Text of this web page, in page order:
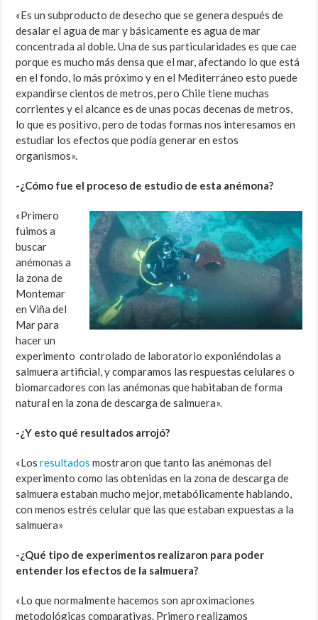
«Es un subproducto de desecho que se genera después de
desalar el agua de mar y básicamente es agua de mar
concentrada al doble. Una de sus particularidades es que cae
porque es mucho más densa que el mar, afectando lo que está
en el fondo, lo más próximo y en el Mediterráneo esto puede
expandirse cientos de metros, pero Chile tiene muchas
corrientes y el alcance es de unas pocas decenas de metros,
lo que es positivo, pero de todas formas nos interesamos en
estudiar los efectos que podía generar en estos
organismos».
-¿Cómo fue el proceso de estudio de esta anémona?
«Primero
fuimos a
buscar
anémonas a
la zona de
Montemar
en Viña del
Mar para
hacer un
experimento controlado de laboratorio exponiéndolas a
salmuera artificial, y comparamos las respuestas celulares o
biomarcadores con las anémonas que habitaban de forma
natural en la zona de descarga de salmuera».
-¿Y esto qué resultados arrojó?
«Losresultadosmostraron que tanto las anémonas del
experimento como las obtenidas en la zona de descarga de
salmuera estaban mucho mejor, metabólicamente hablando,
con menos estrés celular que las que estaban expuestas a la
salmuera»
-¿Qué tipo de experimentos realizaron para poder
entender los efectos de la salmuera?
«Lo que normalmente hacemos son aproximaciones
metodológicas comparativas. Primero realizamos